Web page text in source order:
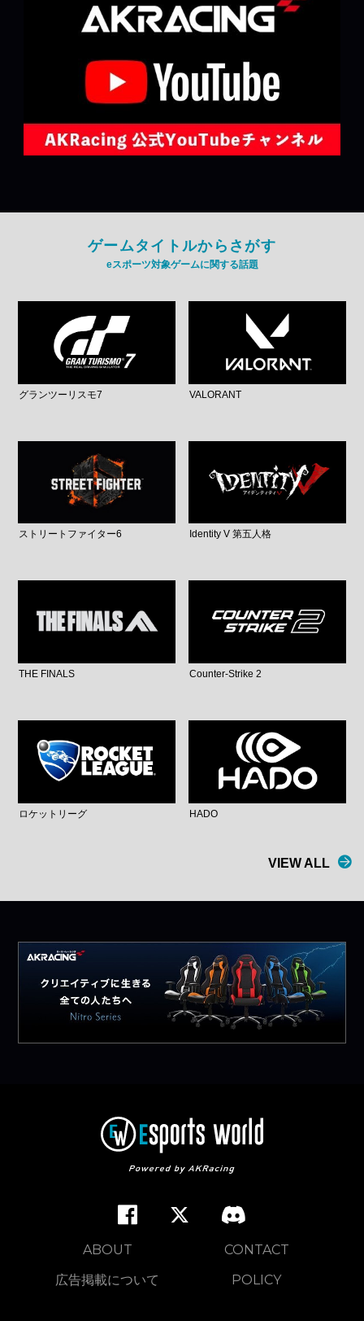
ゲームタイトルからさがす
eスポーツ対象ゲームに関する話題
グランツーリスモ7 VALORANT
ストリートファイター6 Identity V 第五人格
THE FINALS Counter-Strike 2
ロケットリーグ HADO
VIEW ALL
ABOUT
CONTACT
広告掲載について
POLICY